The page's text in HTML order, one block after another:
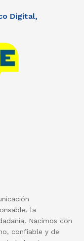
Digital,
la
Nacimos con
confiable y de